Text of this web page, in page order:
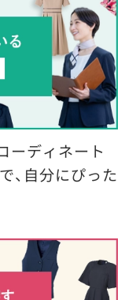
ーディネート
、自分にぴった